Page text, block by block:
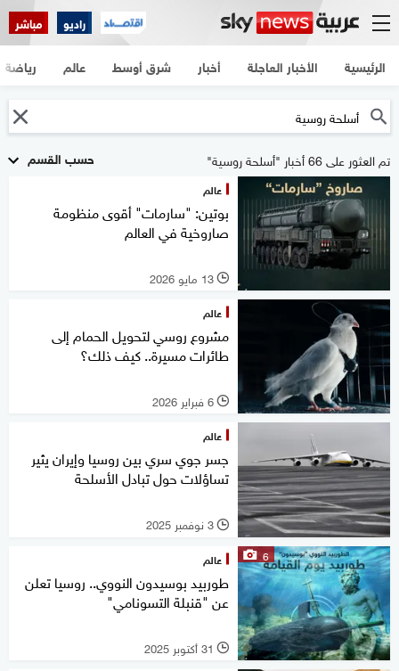
راديو مباشر
الرئيسية الأخبار العاجلة أخبار شرق أوسط عالم رياضة
حسب القسم تم العثور على 66 أخبار "أسلحة روسية"
عالم
بوتين: "سارمات" أقوى منظومة
صاروخية في العالم
l 13 مايو 2026
عالم
مشروع روسي لتحويل الحمام إلى
طائرات مسيرة.. كيف ذلك؟
l 6 فبراير 2026
عالم
جسر جوي سري بين روسيا وإيران يثير
تساؤلات حول تبادل الأسلحة
l 3 نوفمبر 2025
6 عالم
طوربيد بوسيدون النووي.. روسيا تعلن
عن "قنبلة التسونامي"
l 31 أكتوبر 2025